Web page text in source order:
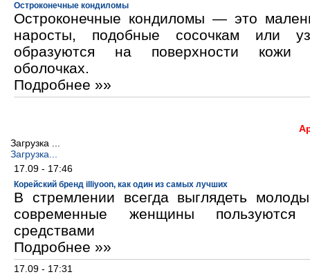
Остроконечные кондиломы
Остроконечные кондиломы — это
наросты, подобные сосочкам или
образуются на поверхности кожи
оболочках.
Подробнее »»
Загрузка ...
Загрузка...
17.09 - 17:46
Корейский бренд illiyoon, как один из самых лучших
В стремлении всегда выглядеть
современные женщины пользуются
средствами
Подробнее »»
17.09 - 17:31